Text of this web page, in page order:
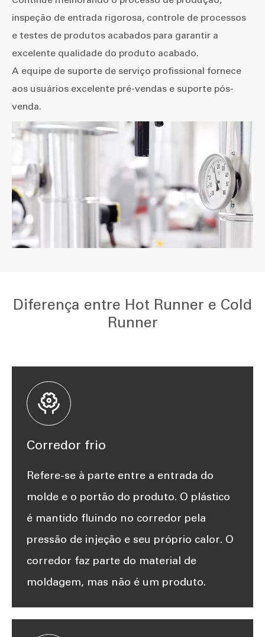
inspeção de entrada rigorosa, controle de processos
e testes de produtos acabados para garantir a
excelente qualidade do produto acabado.
A equipe de suporte de serviço profissional fornece
aos usuários excelente pré-vendas e suporte pós-
venda.
Diferença entre Hot Runner e Cold
Runner

Corredor frio
Refere-se à parte entre a entrada do
molde e o portão do produto. O plástico
é mantido fluindo no corredor pela
pressão de injeção e seu próprio calor. O
corredor faz parte do material de
moldagem, mas não é um produto.